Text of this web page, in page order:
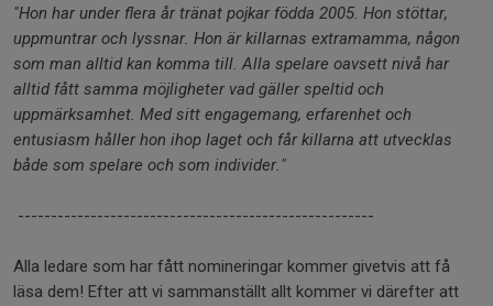
"Hon har under flera år tränat pojkar födda 2005. Hon stöttar,
uppmuntrar och lyssnar. Hon är killarnas extramamma, någon
som man alltid kan komma till. Alla spelare oavsett nivå har
alltid fått samma möjligheter vad gäller speltid och
uppmärksamhet. Med sitt engagemang, erfarenhet och
entusiasm håller hon ihop laget och får killarna att utvecklas
både som spelare och som individer."
------------------------------------------------------
Alla ledare som har fått nomineringar kommer givetvis att få
läsa dem! Efter att vi sammanställt allt kommer vi därefter att